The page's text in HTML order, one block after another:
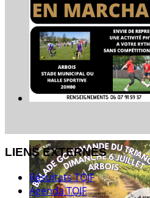
LIENS EXTERNES
Résultats TOJF
Agenda TOJF